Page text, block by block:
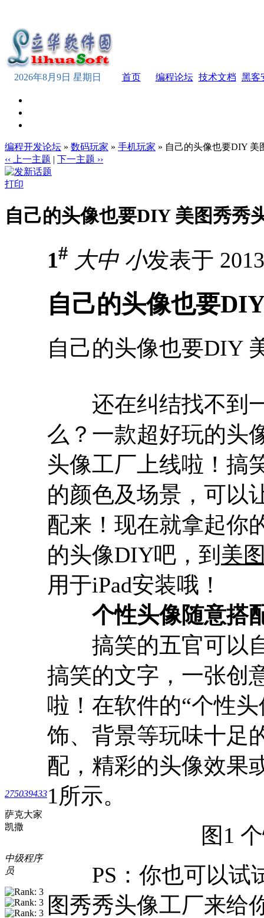
2026年8月9日 星期日 首页 编程论坛 技术文档 黑客
编程开发论坛 » 数码玩家 » 手机玩家 » 自己的头像也要DIY 美
‹‹ 上一主题 | 下一主题 ››
打印
自己的头像也要DIY 美图秀秀
275039433
萨克大家
凯撒
中级程序
员
1# 大中 小发表于
自己的头像也要
自己的头像也要DIY
还在纠结找不到一
么？一款超好玩的头
头像工厂上线啦！搞
的颜色及场景，可以
配来！现在就拿起你
的头像DIY吧，到美
用于iPad安装哦！
个性头像随意搭
搞笑的五官可以自
搞笑的文字，一张创
啦！在软件的“个性
饰、背景等玩味十足
配，精彩的头像效果
1所示。
图1
PS：你也可以试
图秀秀头像工厂来给